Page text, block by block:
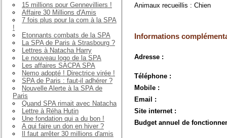
15 millions pour Gennevilliers !
Affaire 30 Millions d'Amis
7 fois plus pour la com à la SPA
!
Etonnants combats de la SPA
La SPA de Paris à Strasbourg ?
Lettres à Natacha Harry
Le nouveau logo de la SPA
Les affaires SACPA SPA
Nemo adopté ! Directrice virée !
SPA de Paris : faut-il adhérer ?
Nouvelle Alerte à la SPA de
Paris
Quand SPA rimait avec Natacha
Lettre à Réha Hutin
Une fondation qui a du bon !
A qui faire un don en hiver ?
Il faut arrêter 30 millions d'amis
Animaux recueillis : Chien
Informations
Adresse :
Téléphone :
Mobile :
Email :
Site internet :
Budget annuel de